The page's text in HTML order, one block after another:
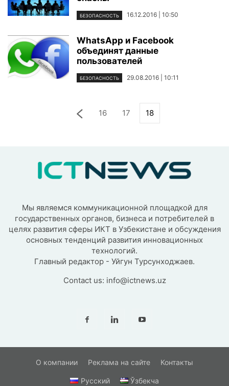
БЕЗОПАСНОСТЬ 16.12.2016 | 10:50
WhatsApp и Facebook
объединят данные
пользователей
БЕЗОПАСНОСТЬ 29.08.2016 | 10:11
16 17 18
Мы являемся коммуникационной площадкой для
государственных органов, бизнеса и потребителей в
целях развития сферы ИКТ в Узбекистане и обсуждения
основных тенденций развития инновационных
технологий.
Главный редактор - Уйгун Турсунходжаев.
Contact us: info@ictnews.uz
О компании Реклама на сайте Контакты
Русский Ўзбекча